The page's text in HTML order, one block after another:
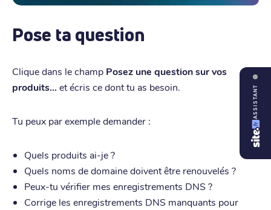
Pose ta question
Clique dans le champ Posez une question sur vos
produits... et écris ce dont tu as besoin.
Tu peux par exemple demander :
Quels produits ai-je ?
Quels noms de domaine doivent être renouvelés ?
Peux-tu vérifier mes enregistrements DNS ?
Corrige les enregistrements DNS manquants pour
ASSISTANT